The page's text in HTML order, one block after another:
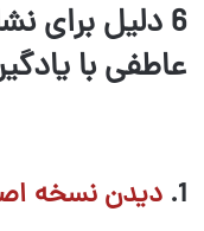
6 دلیل
عاطفی با
1. دیدن نسخه